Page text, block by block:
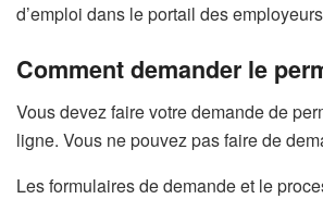
d’emploi dans le portail des
Comment demander le
Vous devez faire votre demande de
ligne. Vous ne pouvez pas faire de
Les formulaires de demande et le